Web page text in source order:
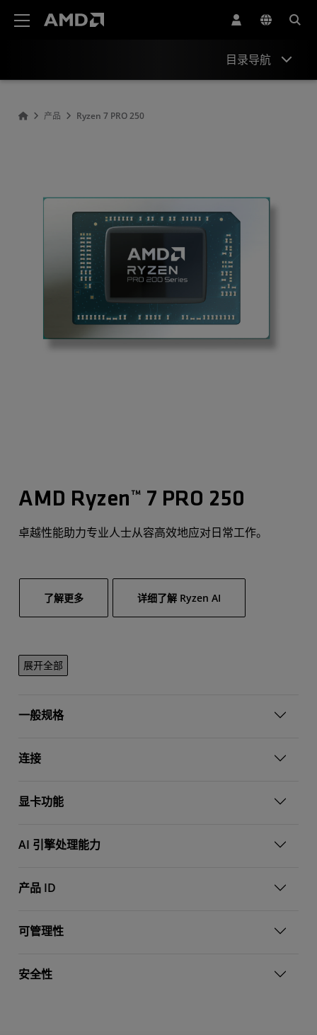
目录导航
产品 Ryzen 7 PRO 250
AMD Ryzen™ 7 PRO 250
卓越性能助力专业人士从容高效地应对日常工作。
了解更多 详细了解 Ryzen AI
展开全部
一般规格
连接
显卡功能
AI 引擎处理能力
产品 ID
可管理性
安全性